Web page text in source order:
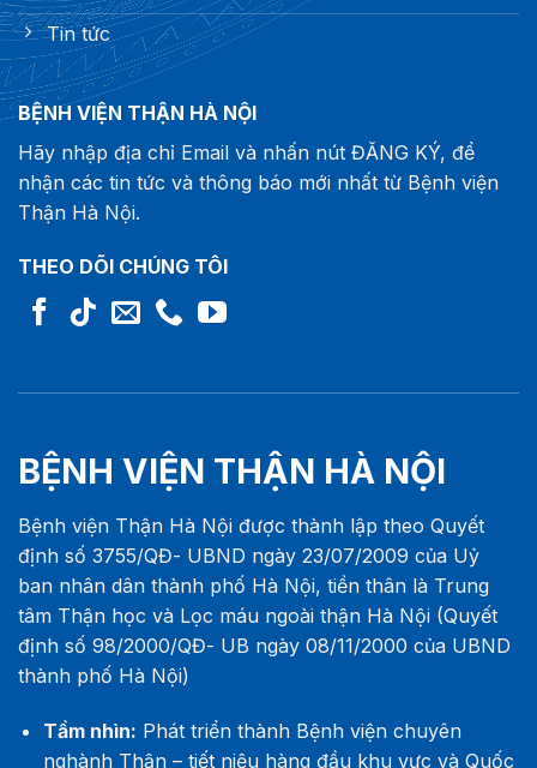
Tin tức
BỆNH VIỆN THẬN HÀ NỘI
Hãy nhập địa chỉ Email và nhấn nút ĐĂNG KÝ, để
nhận các tin tức và thông báo mới nhất từ Bệnh viện
Thận Hà Nội.
THEO DÕI CHÚNG TÔI
BỆNH VIỆN THẬN HÀ NỘI
Bệnh viện Thận Hà Nội được thành lập theo Quyết
định số 3755/QĐ- UBND ngày 23/07/2009 của Uỷ
ban nhân dân thành phố Hà Nội, tiền thân là Trung
tâm Thận học và Lọc máu ngoài thận Hà Nội (Quyết
định số 98/2000/QĐ- UB ngày 08/11/2000 của UBND
thành phố Hà Nội)
Tầm nhìn: Phát triển thành Bệnh viện chuyên
nghành Thận – tiết niệu hàng đầu khu vực và Quốc